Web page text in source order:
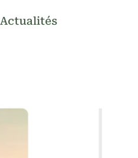
Actualités